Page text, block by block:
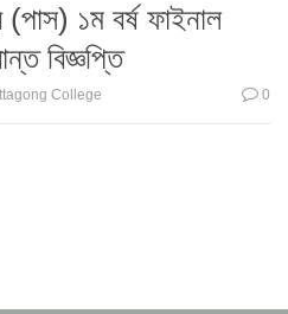
(পাস) ১ম বর্ষ ফাইনাল
বিজ্ঞপ্তি
College 0